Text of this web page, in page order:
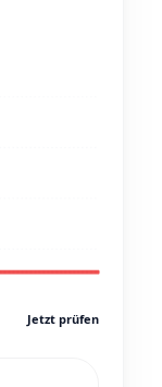
Jetzt prüfen